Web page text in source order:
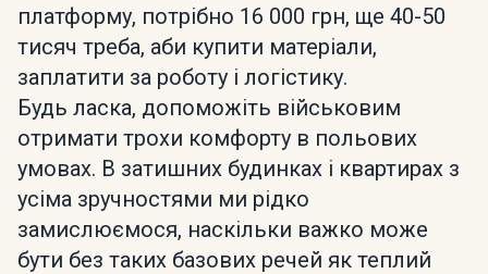
платформу, потрібно 16 000 грн, ще 40-50
тисяч треба, аби купити матеріали,
заплатити за роботу і логістику.
Будь ласка, допоможіть військовим
отримати трохи комфорту в польових
умовах. В затишних будинках і квартирах з
усіма зручностями ми рідко
замислюємося, наскільки важко може
бути без таких базових речей як теплий